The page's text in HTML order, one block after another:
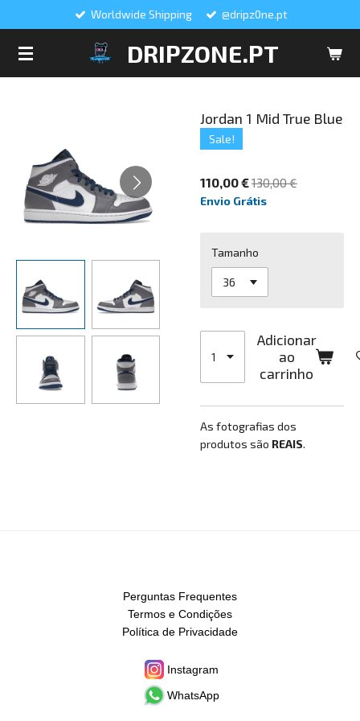
DRIPZONE.PT
Worldwide Shipping @dripz0ne.pt
Jordan 1 Mid True Blue
Sale!
110,00 €130,00 €
Envio Grátis
Tamanho
Adicionar
ao
carrinho
As fotografias dos
produtos são REAIS.
Perguntas Frequentes
Termos e Condições
Política de Privacidade
Instagram
WhatsApp